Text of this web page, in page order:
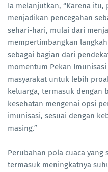
Ia melanjutkan, “Karena
menjadikan pencegahan
sehari-hari, mulai dari
mempertimbangkan
sebagai bagian dari
momentum Pekan
masyarakat untuk lebih
keluarga, termasuk dengan
kesehatan mengenai opsi
imunisasi, sesuai dengan
masing.”
Perubahan pola cuaca yang
termasuk meningkatnya